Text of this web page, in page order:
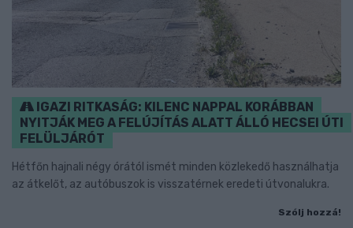
IGAZI RITKASÁG: KILENC NAPPAL KORÁBBAN
NYITJÁK MEG A FELÚJÍTÁS ALATT ÁLLÓ HECSEI ÚTI
FELÜLJÁRÓT
Hétfőn hajnali négy órától ismét minden közlekedő használhatja
az átkelőt, az autóbuszok is visszatérnek eredeti útvonalukra.
Szólj hozzá!